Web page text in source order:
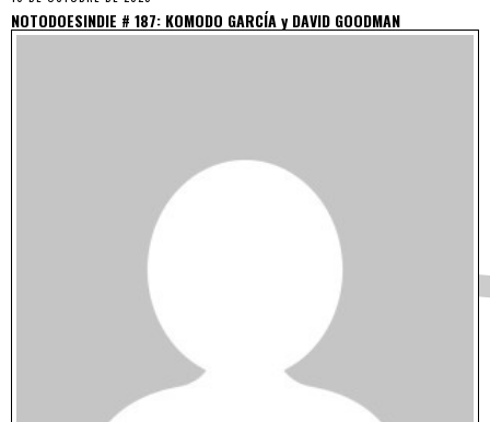
NOTODOESINDIE # 187: KOMODO GARCÍA y DAVID GOODMAN